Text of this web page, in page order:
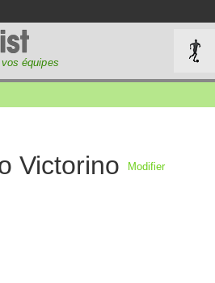
équipes
Victorino Modifier